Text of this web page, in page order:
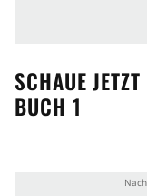
SCHAUE JETZT
BUCH 1